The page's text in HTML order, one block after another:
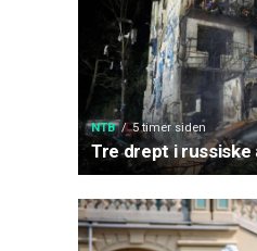
NTB 5 timer siden
Tre drept i russiske